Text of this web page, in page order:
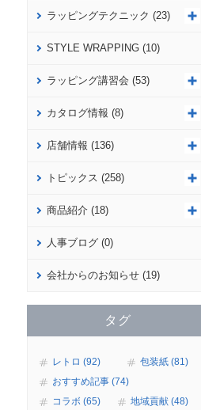
ラッピングテクニック (23)
STYLE WRAPPING (10)
ラッピング講習会 (53)
カタログ情報 (8)
店舗情報 (136)
トピックス (258)
商品紹介 (18)
人事ブログ (0)
会社からのお知らせ (19)
タグ
レトロ (92)
包装紙 (81)
おすすめ記事 (74)
コラボ (65)
地域貢献 (48)